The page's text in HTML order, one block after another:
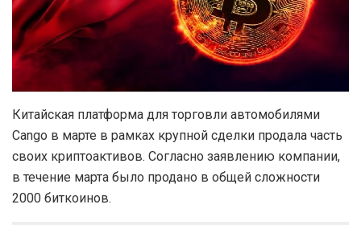
Китайская платформа для торговли автомобилями
Cango в марте в рамках крупной сделки продала часть
своих криптоактивов. Согласно заявлению компании,
в течение марта было продано в общей сложности
2000 биткоинов.